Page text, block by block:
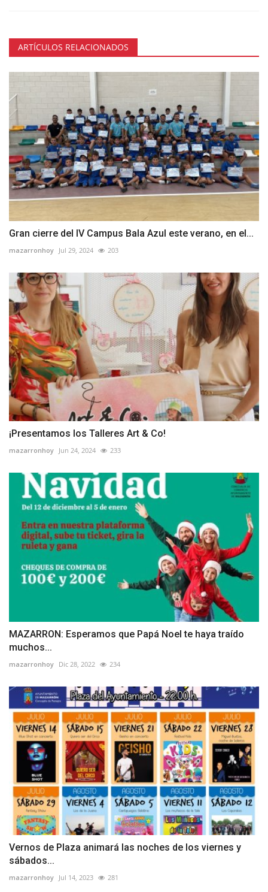
ARTÍCULOS RELACIONADOS
Gran cierre del IV Campus Bala Azul este verano, en el...
mazarronhoy Jul 29, 2024 203
¡Presentamos los Talleres Art & Co!
mazarronhoy Jun 24, 2024 233
MAZARRON: Esperamos que Papá Noel te haya traído
muchos...
mazarronhoy Dic 28, 2022 234
Vernos de Plaza animará las noches de los viernes y
sábados...
mazarronhoy Jul 14, 2023 281